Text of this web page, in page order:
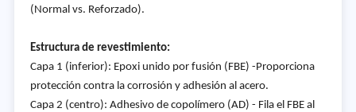
(Normal vs. Reforzado).
Estructura de revestimiento:
Capa 1 (inferior): Epoxi unido por fusión (FBE) -Proporciona
protección contra la corrosión y adhesión al acero.
Capa 2 (centro): Adhesivo de copolímero (AD) - Fila el FBE al